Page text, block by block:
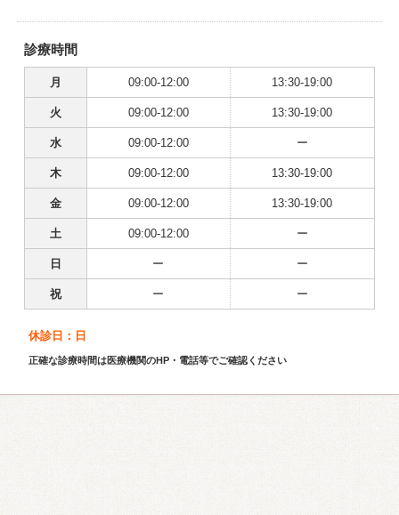
診療時間
月 09:00-12:00 13:30-19:00
火 09:00-12:00 13:30-19:00
水 09:00-12:00 ー
木 09:00-12:00 13:30-19:00
金 09:00-12:00 13:30-19:00
土 09:00-12:00 ー
日 ー ー
祝 ー ー
休診日：日
正確な診療時間は医療機関のHP・電話等でご確認ください